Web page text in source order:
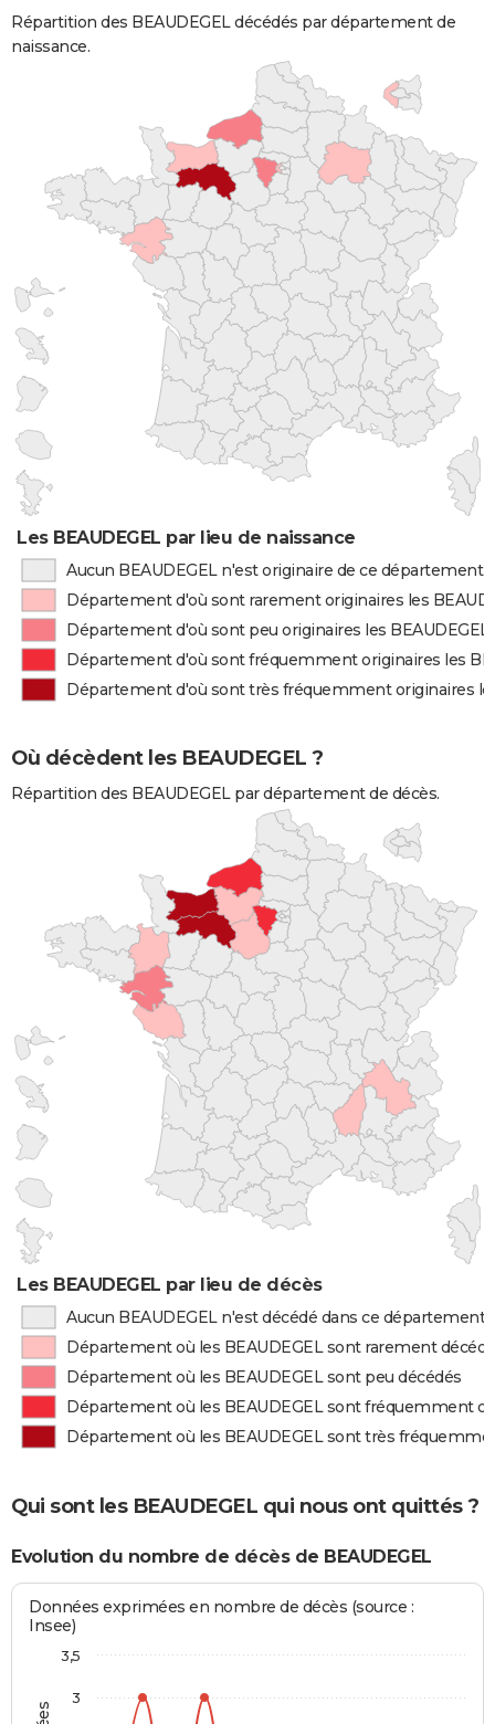
Répartition des BEAUDEGEL décédés par département de
naissance.
Les BEAUDEGEL par lieu de naissance
Aucun BEAUDEGEL n'est originaire de ce département
Département d'où sont rarement originaires les
Département d'où sont peu originaires les BEAUDEGEL
Département d'où sont fréquemment originaires les
Département d'où sont très fréquemment originaires
Où décèdent les BEAUDEGEL ?
Répartition des BEAUDEGEL par département de décès.
Les BEAUDEGEL par lieu de décès
Aucun BEAUDEGEL n'est décédé dans ce département
Département où les BEAUDEGEL sont rarement
Département où les BEAUDEGEL sont peu décédés
Département où les BEAUDEGEL sont fréquemment
Département où les BEAUDEGEL sont très
Qui sont les BEAUDEGEL qui nous ont quittés ?
Evolution du nombre de décès de BEAUDEGEL
Données exprimées en nombre de décès (source :
Insee)
3
3,5